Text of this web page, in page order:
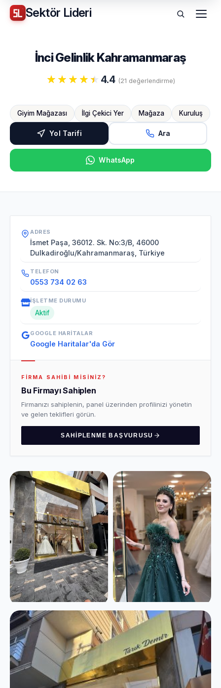
Sektör Lideri Menü
İnci Gelinlik Kahramanmaraş
4.4 (21 değerlendirme)
Giyim Mağazası İlgi Çekici Yer Mağaza Kuruluş
Yol Tarifi Ara
WhatsApp
ADRES
İsmet Paşa, 36012. Sk. No:3/B, 46000
Dulkadiroğlu/Kahramanmaraş, Türkiye
TELEFON
0553 734 02 63
İŞLETME DURUMU
Aktif
GOOGLE HARITALAR
Google Haritalar'da Gör
FIRMA SAHIBI MISINIZ?
Bu Firmayı Sahiplen
Firmanızı sahiplenin, panel üzerinden profilinizi yönetin
ve gelen teklifleri görün.
SAHIPLENME BAŞVURUSU